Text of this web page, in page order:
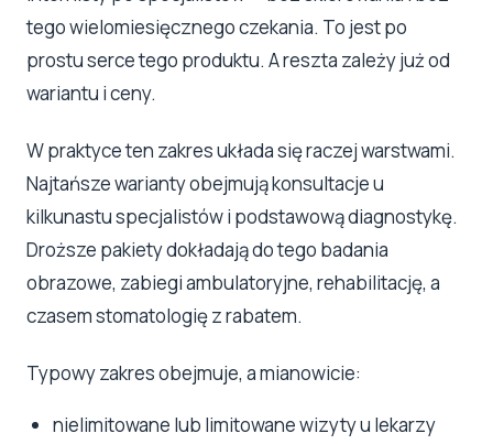
tego wielomiesięcznego czekania. To jest po
prostu serce tego produktu. A reszta zależy już od
wariantu i ceny.
W praktyce ten zakres układa się raczej warstwami.
Najtańsze warianty obejmują konsultacje u
kilkunastu specjalistów i podstawową diagnostykę.
Droższe pakiety dokładają do tego badania
obrazowe, zabiegi ambulatoryjne, rehabilitację, a
czasem stomatologię z rabatem.
Typowy zakres obejmuje, a mianowicie:
nielimitowane lub limitowane wizyty u lekarzy